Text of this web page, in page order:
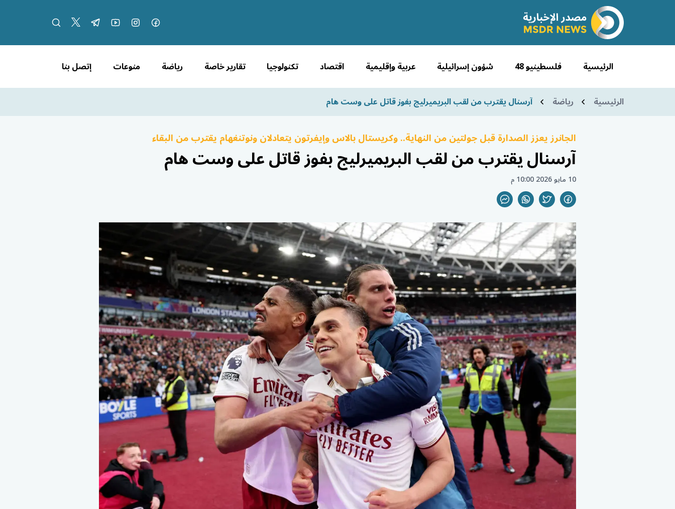
الرئيسية فلسطينيو 48 شؤون إسرائيلية عربية وإقليمية اقتصاد تكنولوجيا تقارير خاصة رياضة منوعات إتصل بنا
الرئيسية رياضة آرسنال يقترب من لقب البريميرليج بفوز قاتل على وست هام
الجانرز يعزز الصدارة قبل جولتين من النهاية.. وكريستال بالاس وإيفرتون يتعادلان ونوتنغهام يقترب من البقاء
آرسنال يقترب من لقب البريميرليج بفوز قاتل على وست هام
10 مايو 2026 10:00 م